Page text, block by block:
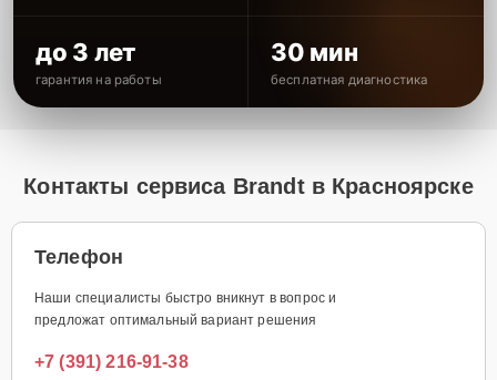
до 3 лет
гарантия на работы
30 мин
бесплатная диагностика
Контакты сервиса Brandt в Красноярске
Телефон
Наши специалисты быстро вникнут в вопрос и
предложат оптимальный вариант решения
+7 (391) 216-91-38